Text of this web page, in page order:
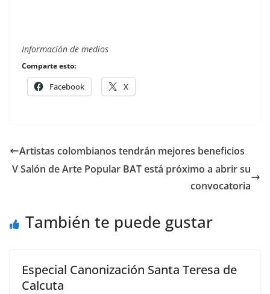
Información de medios
Comparte esto:
Facebook X
Artistas colombianos tendrán mejores beneficios
V Salón de Arte Popular BAT está próximo a abrir su
convocatoria
También te puede gustar
Especial Canonización Santa Teresa de
Calcuta